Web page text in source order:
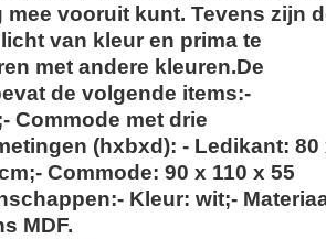
mee vooruit kunt. Tevens zijn
van kleur en prima te
met andere kleuren.De
de volgende items:-
Commode met drie
(hxbxd): - Ledikant: 80
Commode: 90 x 110 x 55
Kleur: wit;-
MDF.